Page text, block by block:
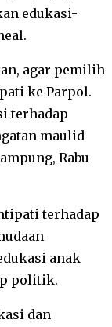
edukasi-
agar pemilih
ke Parpol.
terhadap
maulid
Rabu
terhadap
anak
politik.
dan